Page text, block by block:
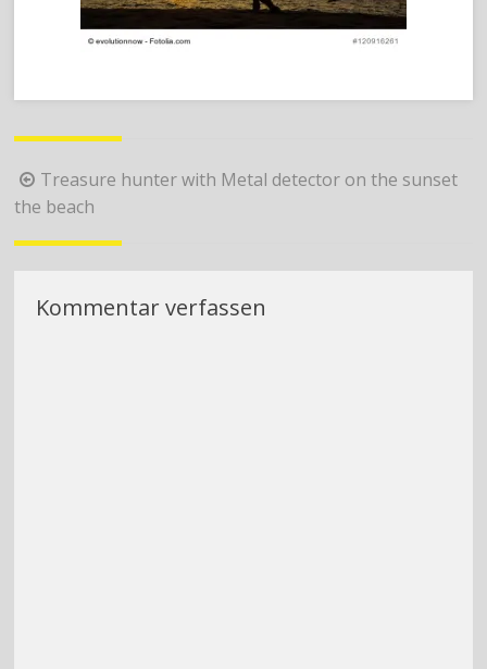
Beitragsnavigation
Treasure hunter with Metal detector on the sunset
the beach
Kommentar verfassen